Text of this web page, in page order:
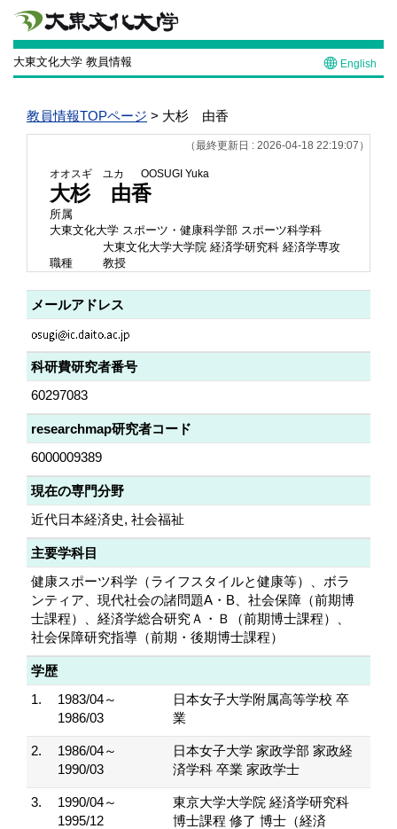
大東文化大学 教員情報 English
教員情報TOPページ > 大杉 由香
（最終更新日 : 2026-04-18 22:19:07）
オオスギ ユカ OOSUGI Yuka
大杉 由香
所属
大東文化大学 スポーツ・健康科学部 スポーツ科学科
大東文化大学大学院 経済学研究科 経済学専攻
職種
教授
メールアドレス
科研費研究者番号
60297083
researchmap研究者コード
6000009389
現在の専門分野
近代日本経済史, 社会福祉
主要学科目
健康スポーツ科学（ライフスタイルと健康等）、ボラ
ンティア、現代社会の諸問題A・B、社会保障（前期博
士課程）、経済学総合研究Ａ・Ｂ（前期博士課程）、
社会保障研究指導（前期・後期博士課程）
学歴
1.
1983/04～
1986/03
日本女子大学附属高等学校 卒
業
2.
1986/04～
1990/03
日本女子大学 家政学部 家政経
済学科 卒業 家政学士
3.
1990/04～
1995/12
東京大学大学院 経済学研究科
博士課程 修了 博士（経済